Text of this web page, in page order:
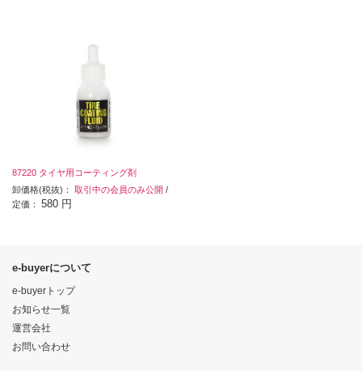
87220 タイヤ用コーティング剤
卸価格(税抜)： 取引中の会員のみ公開 /
定価： 580 円
e-buyerについて
e-buyerトップ
お知らせ一覧
運営会社
お問い合わせ